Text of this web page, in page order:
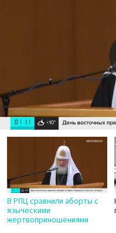
В РПЦ сравнили аборты с
языческими
жертвоприношениями